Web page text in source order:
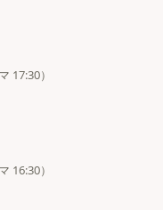
17:30）
16:30）